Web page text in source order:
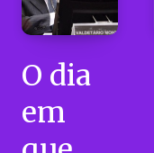
O dia
em